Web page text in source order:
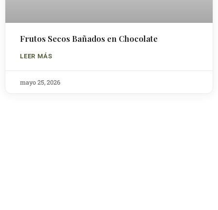
Frutos Secos Bañados en Chocolate
LEER MÁS
mayo 25, 2026